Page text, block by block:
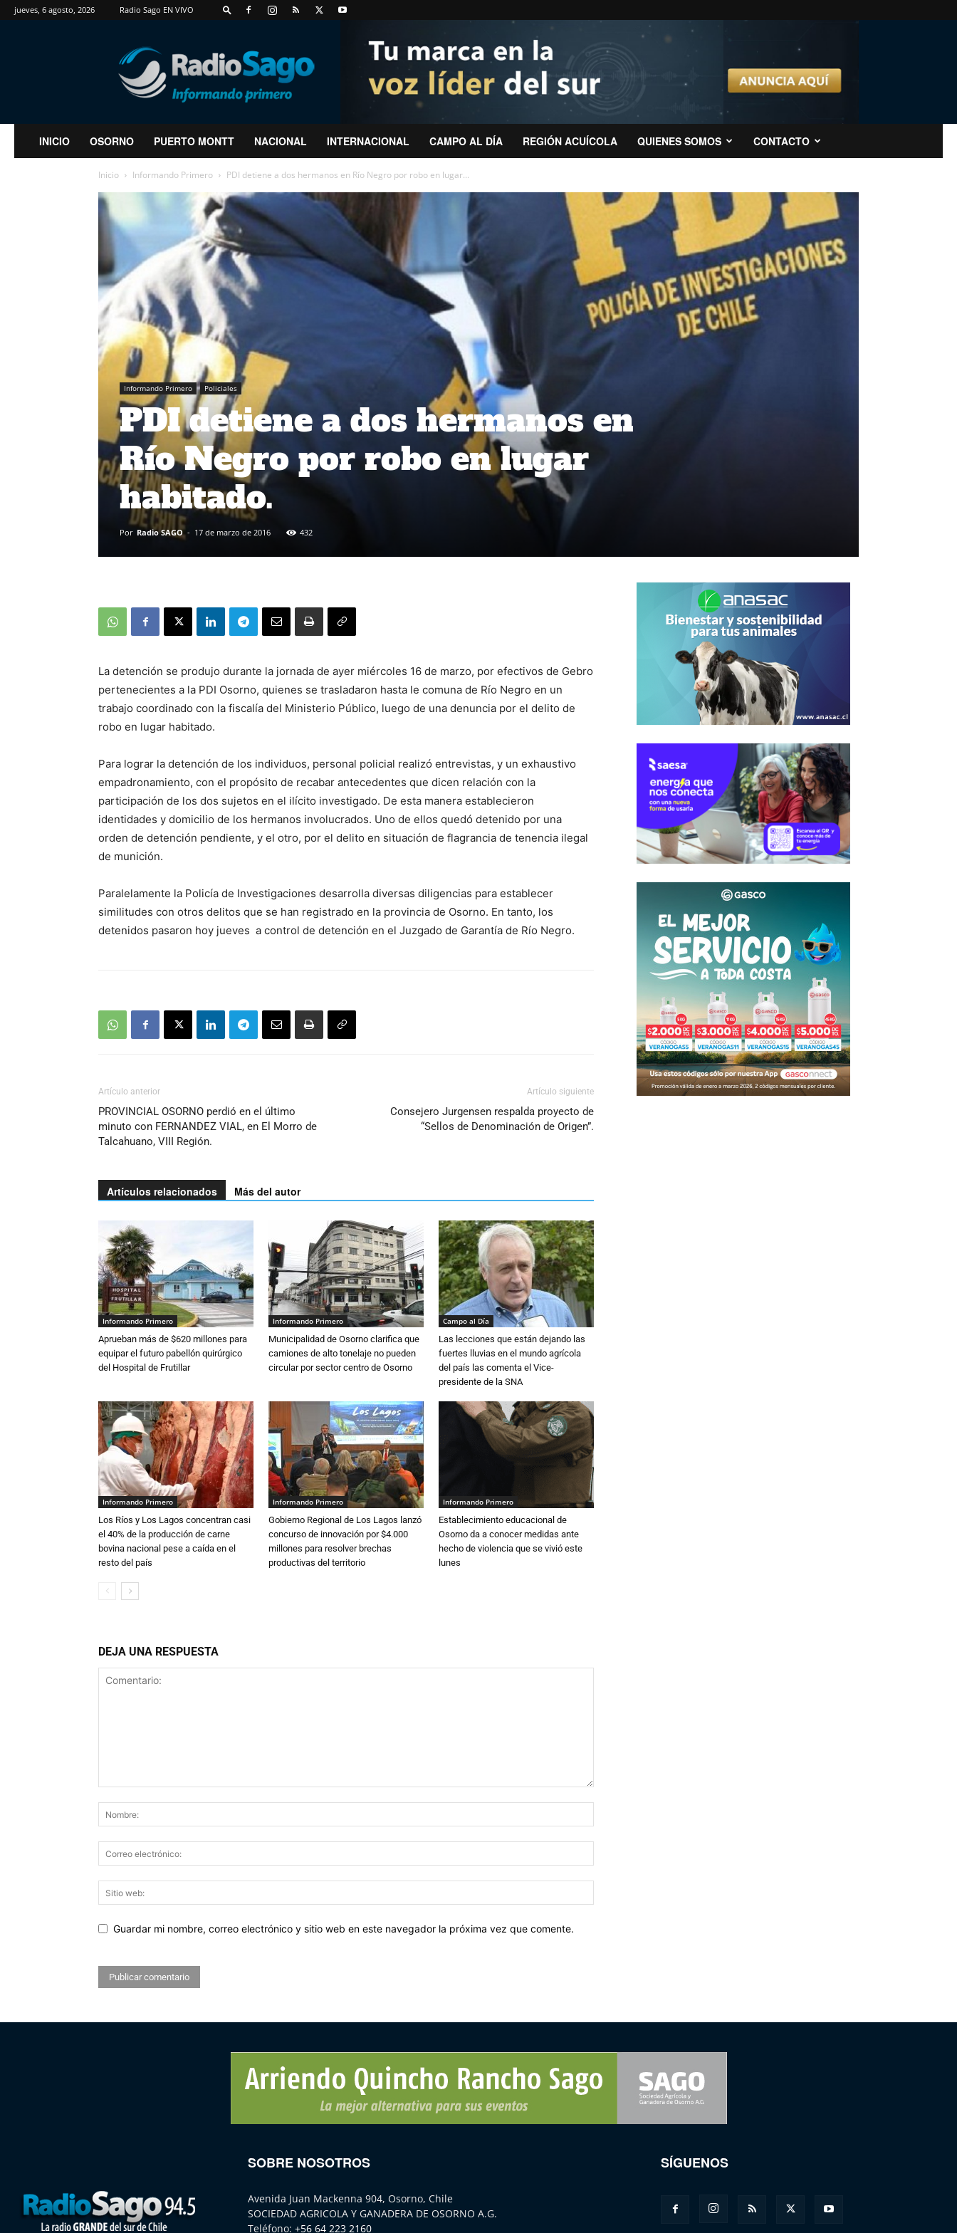
jueves, 6 agosto, 2026 Radio Sago EN VIVO
RadioSago
INICIO OSORNO PUERTO MONTT NACIONAL INTERNACIONAL CAMPO AL DÍA REGIÓN ACUÍCOLA QUIENES SOMOS CONTACTO
Inicio Informando Primero PDI detiene a dos hermanos en Río Negro por robo en lugar...
Informando Primero Policiales
PDI detiene a dos hermanos en
Río Negro por robo en lugar
habitado.
Por Radio SAGO - 17 de marzo de 2016 432
La detención se produjo durante la jornada de ayer miércoles 16 de marzo, por efectivos de Gebro
pertenecientes a la PDI Osorno, quienes se trasladaron hasta le comuna de Río Negro en un
trabajo coordinado con la fiscalía del Ministerio Público, luego de una denuncia por el delito de
robo en lugar habitado.
Para lograr la detención de los individuos, personal policial realizó entrevistas, y un exhaustivo
empadronamiento, con el propósito de recabar antecedentes que dicen relación con la
participación de los dos sujetos en el ilícito investigado. De esta manera establecieron
identidades y domicilio de los hermanos involucrados. Uno de ellos quedó detenido por una
orden de detención pendiente, y el otro, por el delito en situación de flagrancia de tenencia ilegal
de munición.
Paralelamente la Policía de Investigaciones desarrolla diversas diligencias para establecer
similitudes con otros delitos que se han registrado en la provincia de Osorno. En tanto, los
detenidos pasaron hoy jueves a control de detención en el Juzgado de Garantía de Río Negro.
Artículo anterior
PROVINCIAL OSORNO perdió en el último
minuto con FERNANDEZ VIAL, en El Morro de
Talcahuano, VIII Región.
Artículo siguiente
Consejero Jurgensen respalda proyecto de
“Sellos de Denominación de Origen”.
Artículos relacionados Más del autor
Informando Primero
Aprueban más de $620 millones para
equipar el futuro pabellón quirúrgico
del Hospital de Frutillar
Informando Primero
Municipalidad de Osorno clarifica que
camiones de alto tonelaje no pueden
circular por sector centro de Osorno
Campo al Día
Las lecciones que están dejando las
fuertes lluvias en el mundo agrícola
del país las comenta el Vice-
presidente de la SNA
Informando Primero
Los Ríos y Los Lagos concentran casi
el 40% de la producción de carne
bovina nacional pese a caída en el
resto del país
Informando Primero
Gobierno Regional de Los Lagos lanzó
concurso de innovación por $4.000
millones para resolver brechas
productivas del territorio
Informando Primero
Establecimiento educacional de
Osorno da a conocer medidas ante
hecho de violencia que se vivió este
lunes
DEJA UNA RESPUESTA
Guardar mi nombre, correo electrónico y sitio web en este navegador la próxima vez que comente.
SOBRE NOSOTROS
Avenida Juan Mackenna 904, Osorno, Chile
SOCIEDAD AGRICOLA Y GANADERA DE OSORNO A.G.
Teléfono: +56 64 223 2160
SÍGUENOS